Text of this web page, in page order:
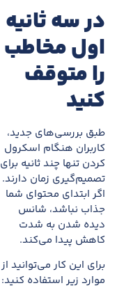
در سه ثانیه
اول مخاطب
را متوقف
کنید
طبق بررسی‌های جدید،
کاربران هنگام اسکرول
کردن تنها چند ثانیه برای
تصمیم‌گیری زمان دارند.
اگر ابتدای محتوای شما
جذاب نباشد، شانس
دیده شدن به شدت
کاهش پیدا می‌کند.
برای این کار می‌توانید از
موارد زیر استفاده کنید: